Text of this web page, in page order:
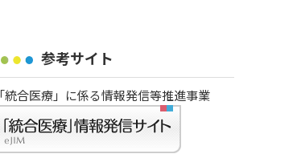
参考サイト
「統合医療」に係る情報発信等推進事業